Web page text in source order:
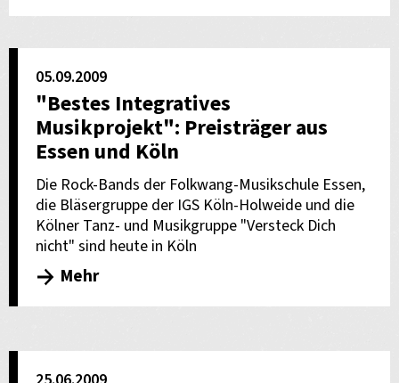
05.09.2009
"Bestes Integratives
Musikprojekt": Preisträger aus
Essen und Köln
Die Rock-Bands der Folkwang-Musikschule Essen,
die Bläsergruppe der IGS Köln-Holweide und die
Kölner Tanz- und Musikgruppe "Versteck Dich
nicht" sind heute in Köln
Mehr